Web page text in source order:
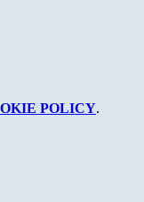
POLICY.